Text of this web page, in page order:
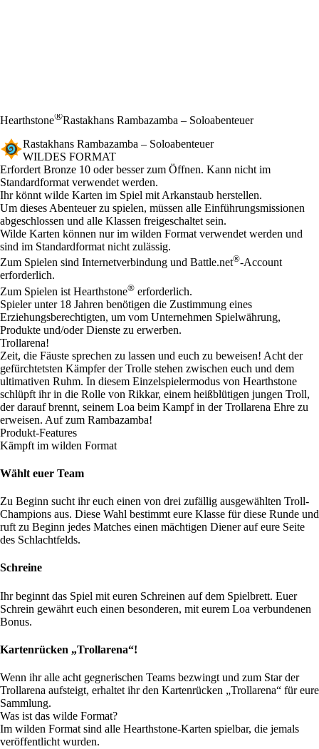
Hearthstone®Rastakhans Rambazamba – Soloabenteuer
Rastakhans Rambazamba – Soloabenteuer
WILDES FORMAT
Product Notification
Erfordert Bronze 10 oder besser zum Öffnen. Kann nicht im
Standardformat verwendet werden.
Available actions
Ihr könnt wilde Karten im Spiel mit Arkanstaub herstellen.
Um dieses Abenteuer zu spielen, müssen alle Einführungsmissionen
abgeschlossen und alle Klassen freigeschaltet sein.
Wilde Karten können nur im wilden Format verwendet werden und
sind im Standardformat nicht zulässig.
Zum Spielen sind Internetverbindung und Battle.net®-Account
erforderlich.
Zum Spielen ist Hearthstone® erforderlich.
Spieler unter 18 Jahren benötigen die Zustimmung eines
Erziehungsberechtigten, um vom Unternehmen Spielwährung,
Produkte und/oder Dienste zu erwerben.
Trollarena!
Zeit, die Fäuste sprechen zu lassen und euch zu beweisen! Acht der
gefürchtetsten Kämpfer der Trolle stehen zwischen euch und dem
ultimativen Ruhm. In diesem Einzelspielermodus von Hearthstone
schlüpft ihr in die Rolle von Rikkar, einem heißblütigen jungen Troll,
der darauf brennt, seinem Loa beim Kampf in der Trollarena Ehre zu
erweisen. Auf zum Rambazamba!
Produkt-Features
Kämpft im wilden Format
Wählt euer Team
Zu Beginn sucht ihr euch einen von drei zufällig ausgewählten Troll-
Champions aus. Diese Wahl bestimmt eure Klasse für diese Runde und
ruft zu Beginn jedes Matches einen mächtigen Diener auf eure Seite
des Schlachtfelds.
Schreine
Ihr beginnt das Spiel mit euren Schreinen auf dem Spielbrett. Euer
Schrein gewährt euch einen besonderen, mit eurem Loa verbundenen
Bonus.
Kartenrücken „Trollarena“!
Wenn ihr alle acht gegnerischen Teams bezwingt und zum Star der
Trollarena aufsteigt, erhaltet ihr den Kartenrücken „Trollarena“ für eure
Sammlung.
Was ist das wilde Format?
Im wilden Format sind alle Hearthstone-Karten spielbar, die jemals
veröffentlicht wurden.